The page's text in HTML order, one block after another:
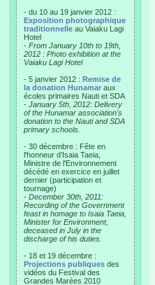
- du 10 au 19 janvier 2012 :
Exposition photographique
traditionnelle au Vaiaku Lagi
Hotel
- From January 10th to 19th,
2012 : Photo exhibition at the
Vaiaku Lagi Hotel
- 5 janvier 2012 : Remise de
la donation Hunamar aux
écoles primaires Nauti et SDA
- January 5th, 2012: Delivery
of the Hunamar association's
donation to the Nauti and SDA
primary schools.
- 30 décembre : Fête en
l'honneur d'Isaia Taeia,
Ministre de l'Environnement
décédé en exercice en juillet
dernier (participation et
tournage)
- December 30th, 2011:
Recording of the Government
feast in homage to Isaia Taeia,
Minister for Environment,
deceased in July in the
discharge of his duties.
- 18 et 19 décembre :
Projections publiques des
vidéos du Festival des
Grandes Marées 2010